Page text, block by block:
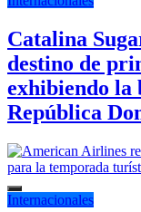
Catalina
destino de
exhibiendo la
República
Internacionales